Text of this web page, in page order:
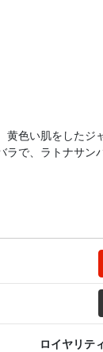
色い肌をしたジ
ラで、ラトナサン
ロイヤリテ